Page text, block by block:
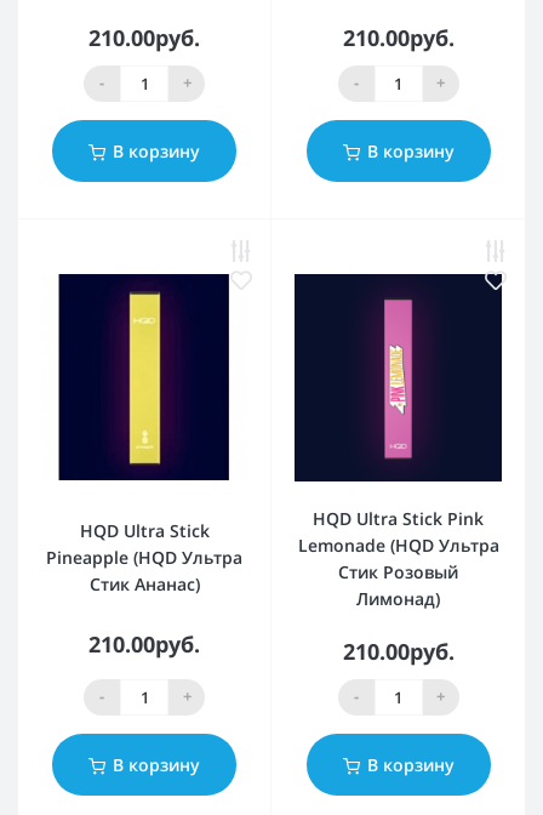
210.00руб.
- +
В корзину
210.00руб.
- +
В корзину
HQD Ultra Stick
Pineapple (HQD Ультра
Стик Ананас)
210.00руб.
- +
В корзину
HQD Ultra Stick Pink
Lemonade (HQD Ультра
Стик Розовый
Лимонад)
210.00руб.
- +
В корзину